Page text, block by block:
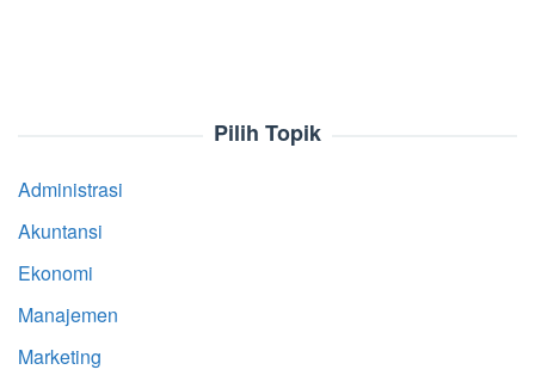
Pilih Topik
Administrasi
Akuntansi
Ekonomi
Manajemen
Marketing